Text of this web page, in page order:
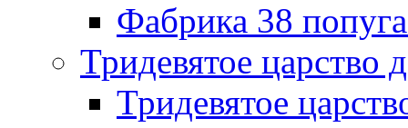
Фабрика 38
Тридевятое царство
Тридевятое